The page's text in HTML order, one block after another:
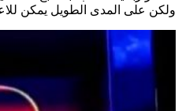
ولكن على المدى الطويل يمكن